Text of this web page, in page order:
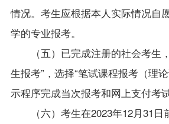
情况。考生应根据本人实际情况自
学的专业报考。
（五）已完成注册的社会考生
生报考”，选择“笔试课程报考（理
示程序完成当次报考和网上支付考
（六）考生在2023年12月31日